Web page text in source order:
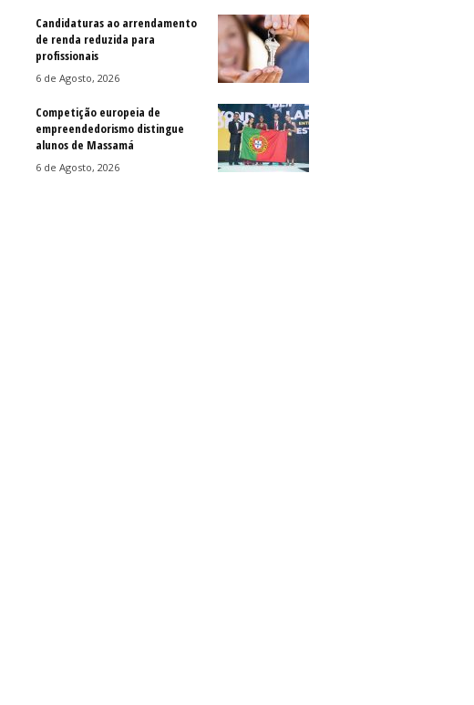
Candidaturas ao arrendamento
de renda reduzida para
profissionais
6 de Agosto, 2026
Competição europeia de
empreendedorismo distingue
alunos de Massamá
6 de Agosto, 2026